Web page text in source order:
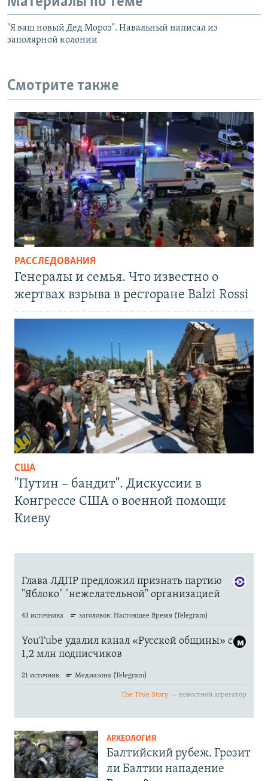
"Я ваш новый Дед Мороз". Навальный написал из
заполярной колонии
Смотрите также
РАССЛЕДОВАНИЯ
Генералы и семья. Что известно о
жертвах взрыва в ресторане Balzi Rossi
США
"Путин – бандит". Дискуссии в
Конгрессе США о военной помощи
Киеву
АРХЕОЛОГИЯ
Балтийский рубеж. Грозит
ли Балтии нападение